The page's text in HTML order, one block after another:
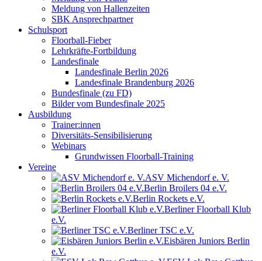
Meldung von Hallenzeiten
SBK Ansprechpartner
Schulsport
Floorball-Fieber
Lehrkräfte-Fortbildung
Landesfinale
Landesfinale Berlin 2026
Landesfinale Brandenburg 2026
Bundesfinale (zu FD)
Bilder vom Bundesfinale 2025
Ausbildung
Trainer:innen
Diversitäts-Sensibilisierung
Webinars
Grundwissen Floorball-Training
Vereine
ASV Michendorf e. V.
Berlin Broilers 04 e.V.
Berlin Rockets e.V.
Berliner Floorball Klub
e.V.
Berliner TSC e.V.
Eisbären Juniors Berlin
e.V.